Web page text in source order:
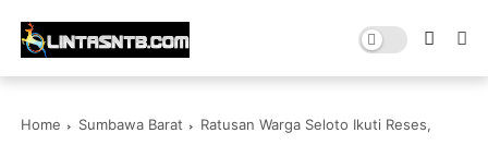
Home Sumbawa Barat
Ratusan Warga Seloto Ikuti Reses,